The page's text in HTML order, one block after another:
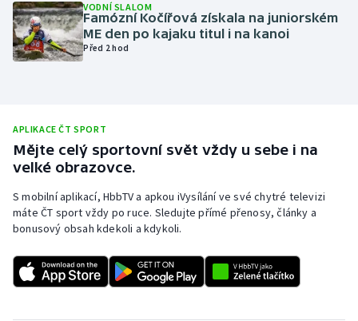
Parasport
Plavání
Ragby
Rychlostní kanoistika
Short track
VODNÍ SLALOM
Famózní Kočířová získala na juniorském
ME den po kajaku titul i na kanoi
Před 2 hod
APLIKACE ČT SPORT
Mějte celý sportovní svět vždy u sebe i na
velké obrazovce.
S mobilní aplikací, HbbTV a apkou iVysílání ve své chytré televizi
máte ČT sport vždy po ruce. Sledujte přímé přenosy, články a
bonusový obsah kdekoli a kdykoli.